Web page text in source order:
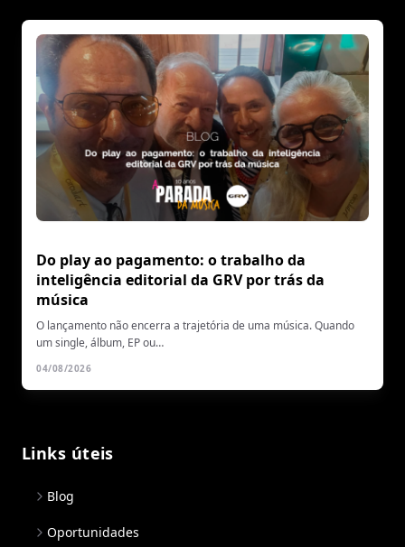
Do play ao pagamento: o trabalho da
inteligência editorial da GRV por trás da
música
O lançamento não encerra a trajetória de uma música. Quando
um single, álbum, EP ou…
04/08/2026
Links úteis
Blog
Oportunidades